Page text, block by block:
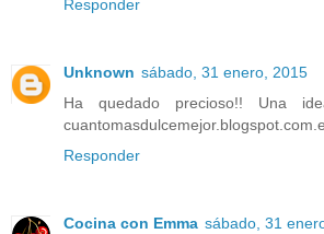
Responder
Unknown sábado, 31 enero, 2015
Ha quedado precioso!! Una
Responder
Cocina con Emma sábado, 31